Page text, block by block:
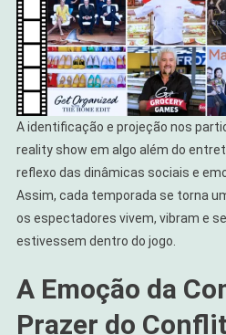
A identificação e projeção nos
reality show em algo além do
reflexo das dinâmicas sociais e
Assim, cada temporada se torna
os espectadores vivem, vibram e
estivessem dentro do jogo.
A Emoção da
Prazer do